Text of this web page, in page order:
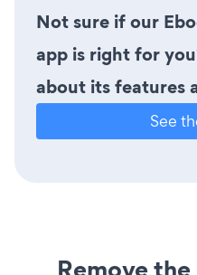
Not sure if our
app is right for
about its features
See